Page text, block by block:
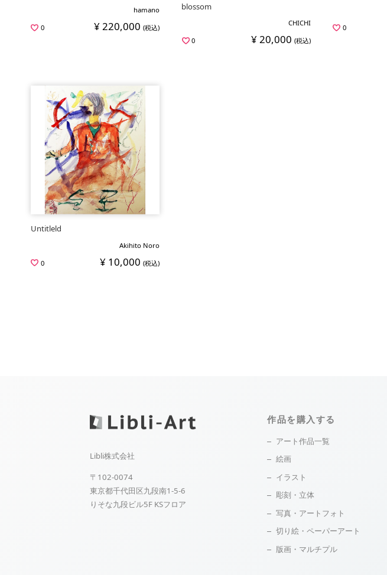
hamano
0
¥ 220,000(税込)
blossom
CHICHI
0
¥ 20,000 (税込)
0
Untitleld
Akihito Noro
0
¥ 10,000(税込)
Libli株式会社
〒102-0074
東京都千代田区九段南1-5-6
りそな九段ビル5F KSフロア
作品を購入する
アート作品一覧
絵画
イラスト
彫刻・立体
写真・アートフォト
切り絵・ペーパーアート
版画・マルチプル